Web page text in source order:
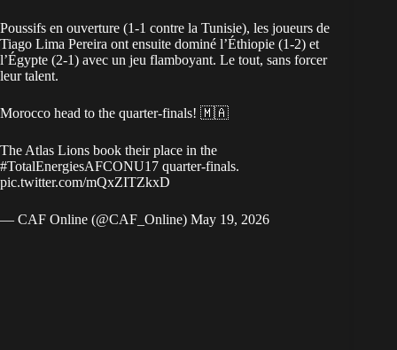
Poussifs en ouverture (1-1 contre la Tunisie), les joueurs de
Tiago Lima Pereira ont ensuite dominé l’Éthiopie (1-2) et
l’Égypte (2-1) avec un jeu flamboyant. Le tout, sans forcer
leur talent.
Morocco head to the quarter-finals! 🇲🇦
The Atlas Lions book their place in the
#TotalEnergiesAFCONU17 quarter-finals.
pic.twitter.com/mQxZITZkxD
— CAF Online (@CAF_Online) May 19, 2026